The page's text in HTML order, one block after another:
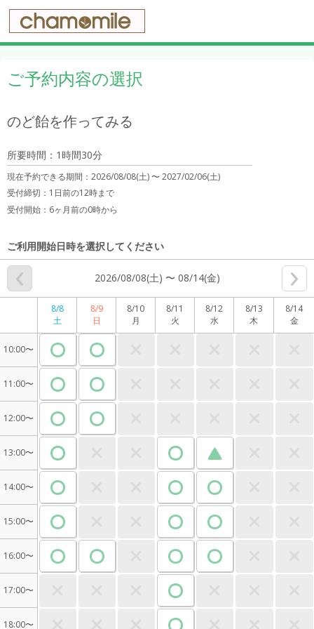
ご予約内容の選択
のど飴を作ってみる
所要時間：1時間30分
現在予約できる期間： 2026/08/08(土) 〜2027/02/06(土)
受付締切： 1日前の12時まで
受付開始： 6ヶ月前の0時から
ご利用開始日時を選択してください
2026/08/08(土) 〜 08/14(金)
8/8
土
8/9
日
8/10
月
8/11
火
8/12
水
8/13
木
8/14
金
10:00〜
11:00〜
12:00〜
13:00〜
14:00〜
15:00〜
16:00〜
17:00〜
18:00〜